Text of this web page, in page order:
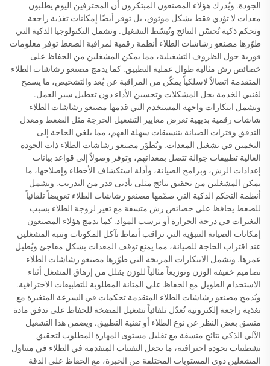
الجودة. ويُدرك هؤلاء المصنعون المبتكرون أن المحترفين اليوم يطلبون
معدات لا تؤدي فقط بشكل موثوق، بل توفر أيضًا إمكانات تغذية راجعة
وتحكم ذكية تُحسّن النتائج وتُبسّط التشغيل. وتشمل التكنولوجيا الذكية التي
طوّرها مصنعو رشاشات الطلاء أنظمة رقمية لمراقبة الضغط توفر معلومات
فورية حول الظروف التشغيلية، مما يمكن المشغلين من الحفاظ على
خصائص رش مثالية طوال عملية التطبيق. كما يدمج مصنعو رشاشات الطلاء
المتقدمة اتصالاً لاسلكياً يمكّن من المراقبة عن بُعد والتشخيص، ما يسمح
لفنيي الخدمة بحل المشكلات وتحسين الأداء دون تعطيل سير العمل.
وتشمل ابتكارات واجهة المستخدم التي قدمها مصنعو رشاشات الطلاء
شاشات رقمية بديهية تعرض معايير التشغيل الحرجة مثل الضغط ومعدل
التدفق وفترات الصيانة بتنسيقات سهلة الفهم، مما يلغي الحاجة إلى
التخمين في تشغيل المعدات. ويُطوّر مصنعو رشاشات الطلاء ذات الجودة
العالية تطبيقات جوالة تتصل بمعداتهم، وتوفر وصولاً إلى قواعد بيانات
إعدادات الرش، وبرامج الصيانة، وأدلة استكشاف الأخطاء وإصلاحها، ما
يمكن المشغلين من تحقيق نتائج مثلى بأدنى قدر من التدريب. وتشمل
أنظمة التحكم الذكية التي صمّمها مصنعو رشاشات الطلاء تعويضاً تلقائياً
للضغط يحافظ على خصائص رش متسقة مع تغير لزوجة الطلاء بسبب
التغيرات في درجة الحرارة أو ترسب المواد. كما يدمج هؤلاء المصنعون
إمكانات الصيانة التنبؤية التي تراقب أنماط تآكل المكونات وتنبه المشغلين
عند اقتراب الحاجة للصيانة، مما يمنع توقف المعدات بشكل مفاجئ ويُطيل
عمرها. وتشمل الابتكارات المريحة التي طوّرها مصنعو رشاشات الطلاء
تصاميم خفيفة الوزن وتوزيعاً مثالياً للوزن يقلل من إرهاق المشغل أثناء
الاستخدام الطويل مع الحفاظ على المتانة المطلوبة للتطبيقات الاحترافية.
ويُدمج مصنعو رشاشات الطلاء المتقدمة تحكمات في السرعة المتغيرة مع
تغذية راجعة إلكترونية تُعدّل تلقائياً تشغيل المضخة للحفاظ على تدفق مادة
متسق بغض النظر عن نوع الطلاء أو تقنية التطبيق. ويضمن هذا التشغيل
الآلي الذكي نتائج متسقة مع تقليل مستوى المهارة المطلوب لتحقيق
تشطيبات بجودة احترافية، ما يجعل التقنيات المتقدمة في الطلاء في متناول
المشغلين ذوي المستويات المختلفة من الخبرة، مع الحفاظ على الدقة